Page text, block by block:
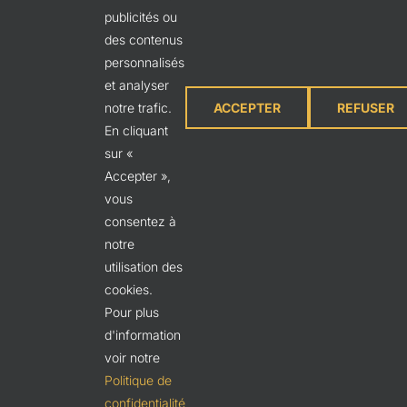
SUIVEZ-NOUS
Ⓒ 2020 Club Coiffure | Tous droits réservés |
Création deSV2 Marketing
connexion
publicités ou
des contenus
personnalisés
et analyser
notre trafic.
En cliquant
sur «
Accepter »,
vous
consentez à
notre
utilisation des
cookies.
Pour plus
d'information
voir notre
Politique de
confidentialité
ACCEPTER REFUSER